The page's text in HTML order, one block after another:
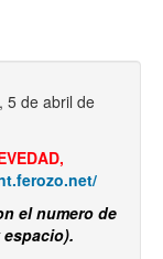
5 de abril de
el numero de